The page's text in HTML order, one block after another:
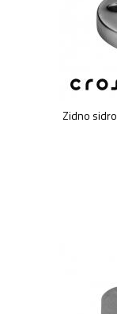
Zidno sidro